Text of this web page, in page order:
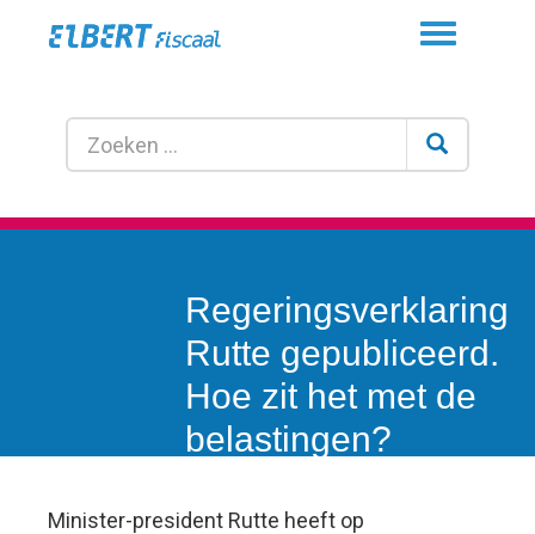
Toggle
Regeringsverklaring
Rutte gepubliceerd.
Hoe zit het met de
belastingen?
Minister-president Rutte heeft op